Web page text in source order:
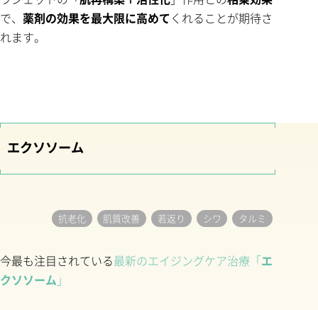
で、 薬剤の効果を最大限に高めてくれることが期待さ
れます。
エクソソーム
抗老化 肌質改善 若返り シワ タルミ
今最も注目されている最新のエイジングケア治療「エ
クソソーム 」